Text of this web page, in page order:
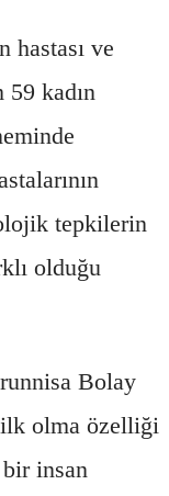
hastası ve
59 kadın
tepkilerin
olduğu
Bolay
olma özelliği
bir insan